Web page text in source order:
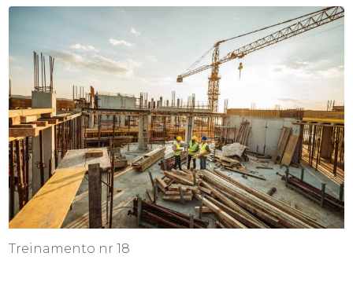
Treinamento nr 18